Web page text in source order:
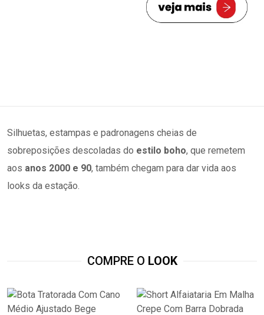
Silhuetas, estampas e padronagens cheias de
sobreposições descoladas do estilo boho, que remetem
aos anos 2000 e 90, também chegam para dar vida aos
looks da estação.
COMPRE O LOOK